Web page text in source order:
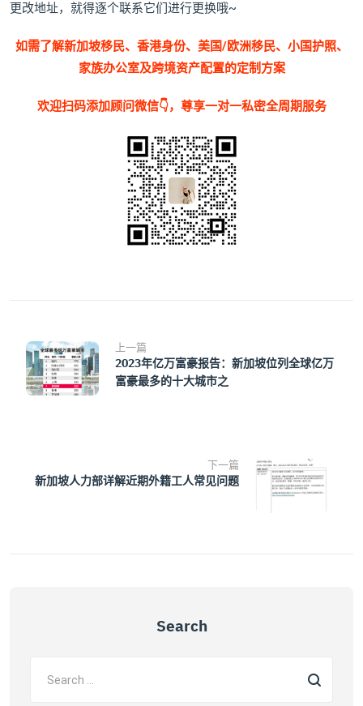
更改地址，就得逐个联系它们进行更换哦~
如需了解新加坡移民、香港身份、美国/欧洲移民、小国护照、
家族办公室及跨境资产配置的定制方案
欢迎扫码添加顾问微信👇，尊享一对一私密全周期服务
上一篇
2023年亿万富豪报告：新加坡位列全球亿万
富豪最多的十大城市之
下一篇
新加坡人力部详解近期外籍工人常见问题
Search